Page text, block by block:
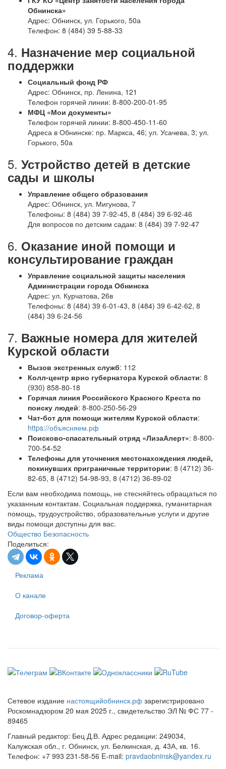
Обнинска»
Адрес: Обнинск, ул. Горького, 50а
Телефон: 8 (484) 39 5-88-33
4. Назначение мер социальной
поддержки
Социальный фонд РФ
Адрес: Обнинск, пр. Ленина, 121
Телефон горячей линии: 8-800-200-01-95
МФЦ «Мои документы»
Телефон горячей линии: 8-800-450-11-60
Адреса в Обнинске: пр. Маркса, 46; ул. Усачева, 3; ул.
Горького, 50а
5. Устройство детей в детские
сады и школы
Управление общего образования
Адрес: Обнинск, ул. Мигунова, 7
Телефоны: 8 (484) 39 7-92-45, 8 (484) 39 6-92-46
Для вопросов по детским садам: 8 (484) 39 7-92-47
6. Оказание иной помощи и
консультирование граждан
Управление социальной защиты населения
Администрации города Обнинска
Адрес: ул. Курчатова, 26в
Телефоны: 8 (484) 39 6-01-43, 8 (484) 39 6-42-62, 8
(484) 39 6-24-56
7. Важные номера для жителей
Курской области
Вызов экстренных служб: 112
Колл-центр врио губернатора Курской области: 8
(930) 858-80-18
Горячая линия Российского Красного Креста по
поиску людей: 8-800-250-56-29
Чат-бот для помощи жителям Курской области:
https://объясняем.рф
Поисково-спасательный отряд «ЛизаАлерт»: 8-800-
700-54-52
Телефоны для уточнения местонахождения людей,
покинувших приграничные территории: 8 (4712) 36-
82-65, 8 (4712) 54-98-93, 8 (4712) 36-89-02
Если вам необходима помощь, не стесняйтесь обращаться по
указанным контактам. Социальная поддержка, гуманитарная
помощь, трудоустройство, образовательные услуги и другие
виды помощи доступны для вас.
Общество Безопасность
Поделиться:
Реклама
О канале
Договор-оферта
Сетевое издание настоящийобнинск.рф зарегистрировано
Роскомнадзором 20 мая 2025 г., свидетельство ЭЛ № ФС 77 -
89465
Главный редактор: Бец Д.В. Адрес редакции: 249034,
Калужская обл., г. Обнинск, ул. Белкинская, д. 43А, кв. 16.
Телефон: +7 993 231-58-56 E-mail: pravdaobninsk@yandex.ru